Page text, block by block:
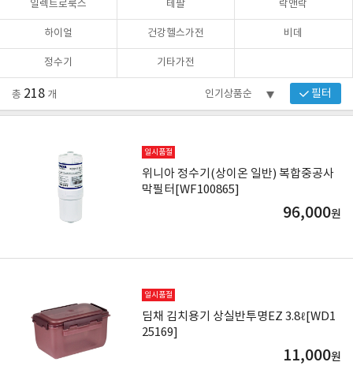
일렉트로룩스 테팔 락앤락
하이얼 건강헬스가전 비데
정수기 기타가전
총 218 개 필터
일시품절
위니아 정수기(상이온 일반) 복합중공사
막필터[WF100865]
96,000원
일시품절
딤채 김치용기 상실반투명EZ 3.8ℓ[WD1
25169]
11,000원